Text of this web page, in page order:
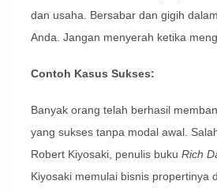
dan usaha. Bersabar dan gigih
Anda. Jangan menyerah ketika
Contoh Kasus Sukses:
Banyak orang telah berhasil
yang sukses tanpa modal awal.
Robert Kiyosaki, penulis buku Rich
Kiyosaki memulai bisnis propertinya